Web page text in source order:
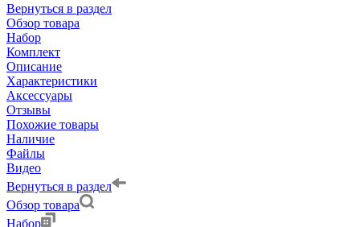
Вернуться в раздел
Обзор товара
Набор
Комплект
Описание
Характеристики
Аксессуары
Отзывы
Похожие товары
Наличие
Файлы
Видео
Вернуться в раздел
Обзор товара
Набор